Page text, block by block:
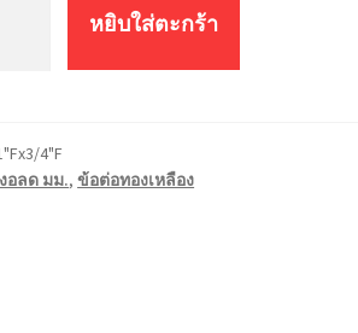
หยิบใส่ตะกร้า
4"F
อลด มม.,ข้อต่อทองเหลือง